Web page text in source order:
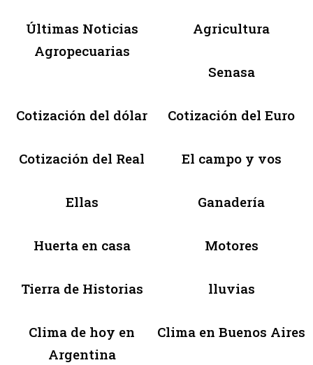
Últimas Noticias
Agropecuarias
Agricultura
Senasa
Cotización del dólar Cotización del Euro
Cotización del Real El campo y vos
Ellas Ganadería
Huerta en casa Motores
Tierra de Historias lluvias
Clima de hoy en
Argentina
Clima en Buenos Aires